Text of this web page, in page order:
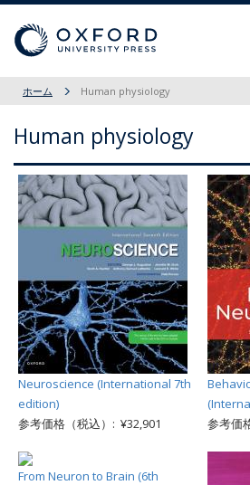
ホーム Human physiology
Human physiology
Neuroscience (International 7th
edition)
参考価格（税込）: ¥32,901
参考価
From Neuron to Brain (6th